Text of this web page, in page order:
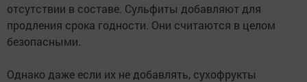
отсутствии в составе. Сульфиты добавляют для
продления срока годности. Они считаются в целом
безопасными.
Однако даже если их не добавлять, сухофрукты